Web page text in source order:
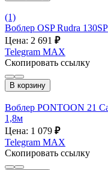
(1)
Воблер OSP Rudra 130SP
Цена: 2 691 ₽
Telegram MAX
Скопировать ссылку
В корзину
Воблер PONTOON 21
1,8м
Цена: 1 079 ₽
Telegram MAX
Скопировать ссылку